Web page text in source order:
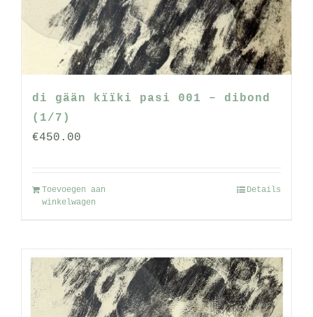
worden
op
de
productpagina
di gään kïïki pasi 001 – dibond
(1/7)
€450.00
Toevoegen aan
winkelwagen
Details